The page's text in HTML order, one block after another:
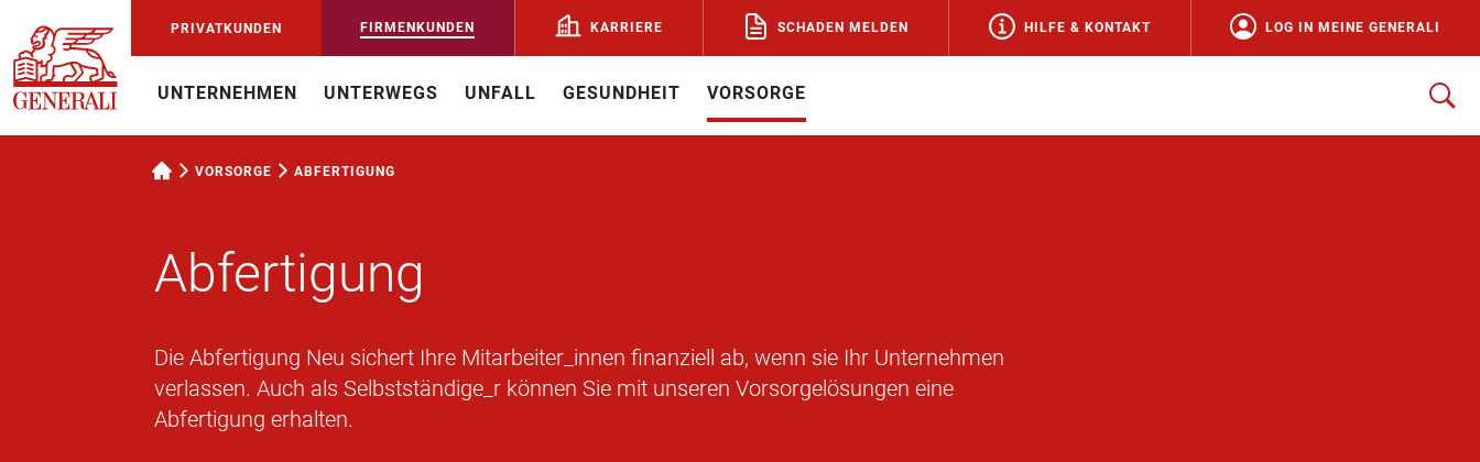
PRIVATKUNDEN FIRMENKUNDEN KARRIERE SCHADEN MELDEN HILFE & KONTAKT LOG IN MEINE GENERALI
UNTERNEHMEN UNTERWEGS UNFALL GESUNDHEIT VORSORGE
VORSORGE ABFERTIGUNG
Abfertigung
Die Abfertigung Neu sichert Ihre Mitarbeiter_innen finanziell ab, wenn sie Ihr Unternehmen
verlassen. Auch als Selbstständige_r können Sie mit unseren Vorsorgelösungen eine
Abfertigung erhalten.